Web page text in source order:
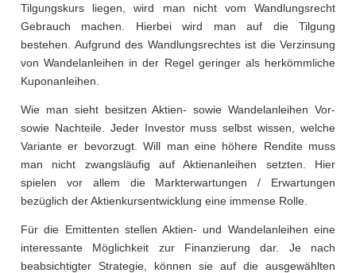
Tilgungskurs liegen, wird man nicht vom Wandlungsrecht
Gebrauch machen. Hierbei wird man auf die Tilgung
bestehen. Aufgrund des Wandlungsrechtes ist die Verzinsung
von Wandelanleihen in der Regel geringer als herkömmliche
Kuponanleihen.
Wie man sieht besitzen Aktien- sowie Wandelanleihen Vor-
sowie Nachteile. Jeder Investor muss selbst wissen, welche
Variante er bevorzugt. Will man eine höhere Rendite muss
man nicht zwangsläufig auf Aktienanleihen setzten. Hier
spielen vor allem die Markterwartungen / Erwartungen
bezüglich der Aktienkursentwicklung eine immense Rolle.
Für die Emittenten stellen Aktien- und Wandelanleihen eine
interessante Möglichkeit zur Finanzierung dar. Je nach
beabsichtigter Strategie, können sie auf die ausgewählten